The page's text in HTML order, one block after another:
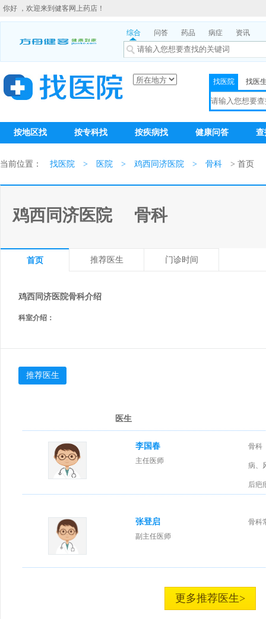
你好 ，欢迎来到健客网上药店！
综合 问答 药品 病症 资讯
找医院 找医
按地区找 按专科找 按疾病找 健康问答 查
当前位置： 找医院 > 医院 > 鸡西同济医院 > 骨科 > 首页
鸡西同济医院 骨科
首页 推荐医生 门诊时间
鸡西同济医院骨科介绍
科室介绍：
推荐医生
医生
李国春
主任医师
骨科
病、
后疤
张登启
副主任医师
骨科
更多推荐医生>